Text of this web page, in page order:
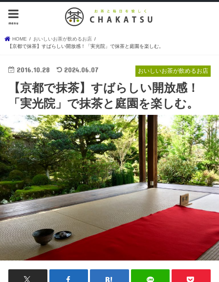
menu
HOME
おいしいお茶が飲めるお店
【京都で抹茶】すばらしい開放感！「実光院」で抹茶と庭園を楽しむ。
おいしいお茶が飲めるお店
2016.10.28 2024.06.07
【京都で抹茶】すばらしい開放感！
「実光院」で抹茶と庭園を楽しむ。